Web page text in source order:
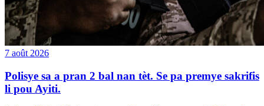
7 août 2026
Polisye sa a pran 2 bal nan tèt. Se pa premye sakrifis
li pou Ayiti.